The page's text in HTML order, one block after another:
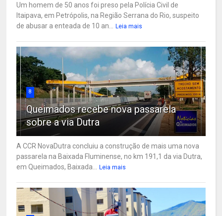
Um homem de 50 anos foi preso pela Polícia Civil de
Itaipava, em Petrópolis, na Região Serrana do Rio, suspeito
de abusar a enteada de 10 an...
Leia mais
8
Queimados recebe nova passarela
sobre a via Dutra
A CCR NovaDutra concluiu a construção de mais uma nova
passarela na Baixada Fluminense, no km 191,1 da via Dutra,
em Queimados, Baixada...
Leia mais